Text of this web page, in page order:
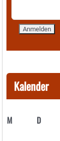
Kalender
M D